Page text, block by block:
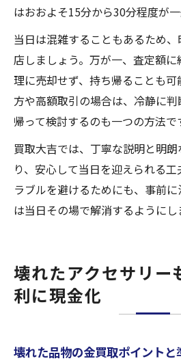
はおおよそ15分から30分程度が一
当日は混雑することもあるため
店しましょう。万が一、査定額
理に売却せず、持ち帰ることも
方や高額取引の場合は、冷静に
帰って検討するのも一つの方法で
買取大吉では、丁寧な説明と明
り、安心して当日を迎えられる
ラブルを避けるためにも、事前
は当日その場で解消するようにし
壊れたアクセサリー
利に現金化
壊れた品物の金買取ポイントと